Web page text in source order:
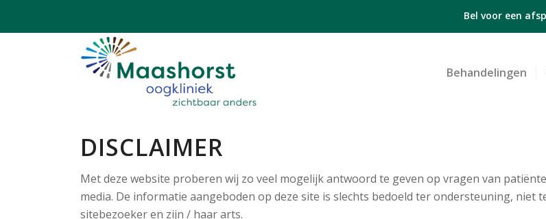
Bel voor een
Behandelingen
DISCLAIMER
Met deze website proberen wij zo veel mogelijk antwoord te geven op vragen van
media. De informatie aangeboden op deze site is slechts bedoeld ter ondersteuning,
sitebezoeker en zijn / haar arts.